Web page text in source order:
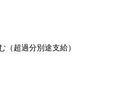
（超過分別途支給）